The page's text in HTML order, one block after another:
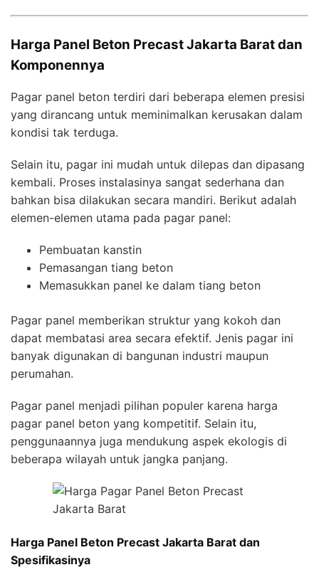
Harga Panel Beton Precast Jakarta Barat dan
Komponennya
Pagar panel beton terdiri dari beberapa elemen presisi
yang dirancang untuk meminimalkan kerusakan dalam
kondisi tak terduga.
Selain itu, pagar ini mudah untuk dilepas dan dipasang
kembali. Proses instalasinya sangat sederhana dan
bahkan bisa dilakukan secara mandiri. Berikut adalah
elemen-elemen utama pada pagar panel:
Pembuatan kanstin
Pemasangan tiang beton
Memasukkan panel ke dalam tiang beton
Pagar panel memberikan struktur yang kokoh dan
dapat membatasi area secara efektif. Jenis pagar ini
banyak digunakan di bangunan industri maupun
perumahan.
Pagar panel menjadi pilihan populer karena harga
pagar panel beton yang kompetitif. Selain itu,
penggunaannya juga mendukung aspek ekologis di
beberapa wilayah untuk jangka panjang.
Harga Panel Beton Precast Jakarta Barat dan
Spesifikasinya